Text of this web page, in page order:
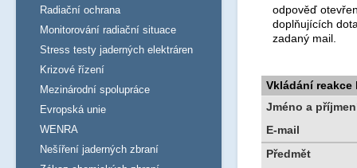
odpověď
doplňujících
zadaný mail.
Vkládání reakce
Jméno a
E-mail
Předmět
Radiační ochrana
Monitorování radiační situace
Stress testy jaderných elektráren
Krizové řízení
Mezinárodní spolupráce
Evropská unie
WENRA
Nešíření jaderných zbraní